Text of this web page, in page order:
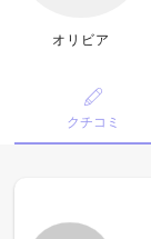
オリビア
クチコミ